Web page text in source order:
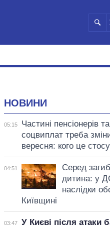
НОВИНИ
05:15
Частині пенсіонерів
соцвиплат треба
вересня: кого це
04:51
Серед
дитина: у
наслідки
Київщині
03:47
У Києві після атаки